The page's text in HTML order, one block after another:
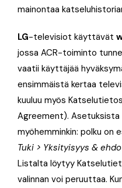
mainontaa
LG-televisiot käyttävät
jossa ACR-toiminto
vaatii käyttäjää
ensimmäistä kertaa
kuuluu myös
Agreement). Asetuksista
myöhemminkin: polku on
Tuki > Yksityisyys &
Listalta löytyy
valinnan voi peruuttaa.